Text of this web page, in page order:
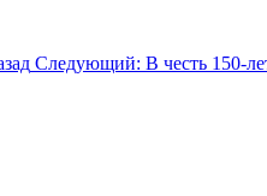
Следующий: В честь 150-